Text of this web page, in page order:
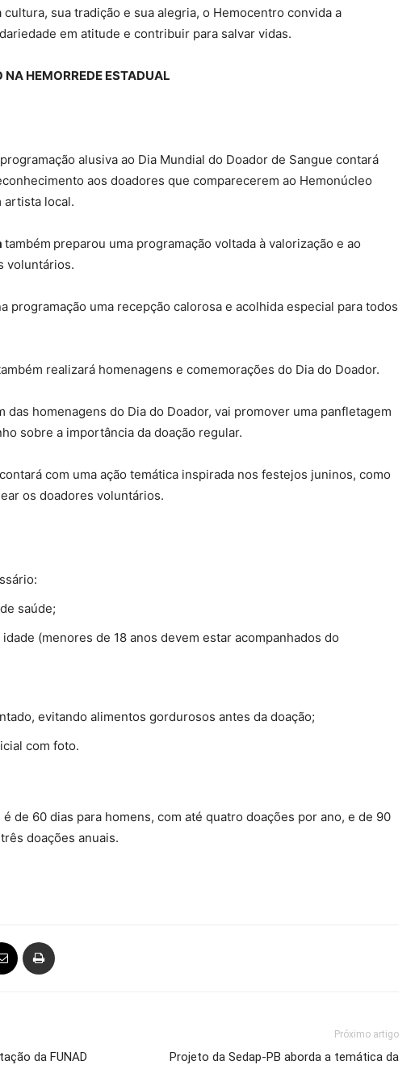
cultura, sua tradição e sua alegria, o Hemocentro convida a
em atitude e contribuir para salvar vidas.
HEMORREDE ESTADUAL
alusiva ao Dia Mundial do Doador de Sangue contará
aos doadores que comparecerem ao Hemonúcleo
artista local.
também preparou uma programação voltada à valorização e ao
voluntários.
programação uma recepção calorosa e acolhida especial para todos
realizará homenagens e comemorações do Dia do Doador.
das homenagens do Dia do Doador, vai promover uma panfletagem
sobre a importância da doação regular.
contará com uma ação temática inspirada nos festejos juninos, como
os doadores voluntários.
saúde;
(menores de 18 anos devem estar acompanhados do
evitando alimentos gordurosos antes da doação;
com foto.
de 60 dias para homens, com até quatro doações por ano, e de 90
doações anuais.
da FUNAD
Próximo artigo
Projeto da Sedap-PB aborda a temática da